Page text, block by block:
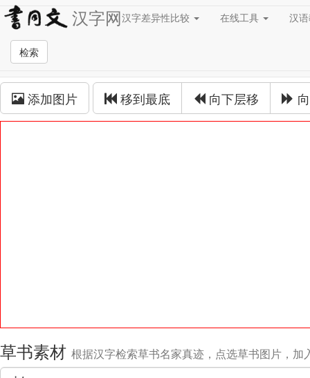
汉字网汉字差异性比较 在线工具 汉
检索
草书在线
添加图片 移到最底 向下层移
草书素材 根据汉字检索草书名家真迹，点选草书图片，加